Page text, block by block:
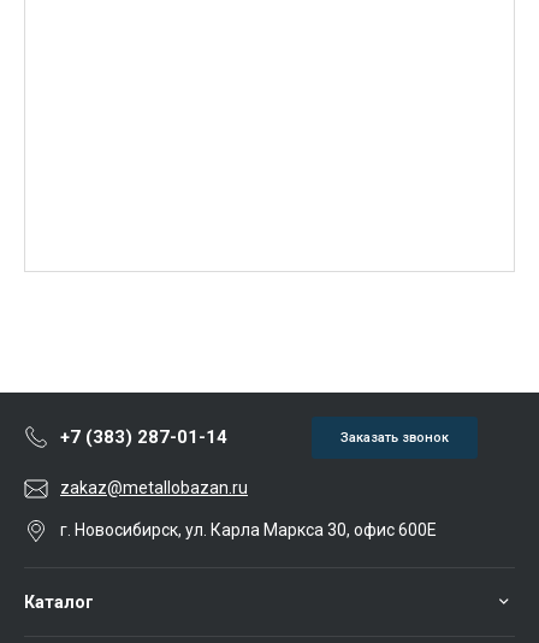
+7 (383) 287-01-14 Заказать звонок
zakaz@metallobazan.ru
г. Новосибирск, ул. Карла Маркса 30, офис 600Е
Каталог